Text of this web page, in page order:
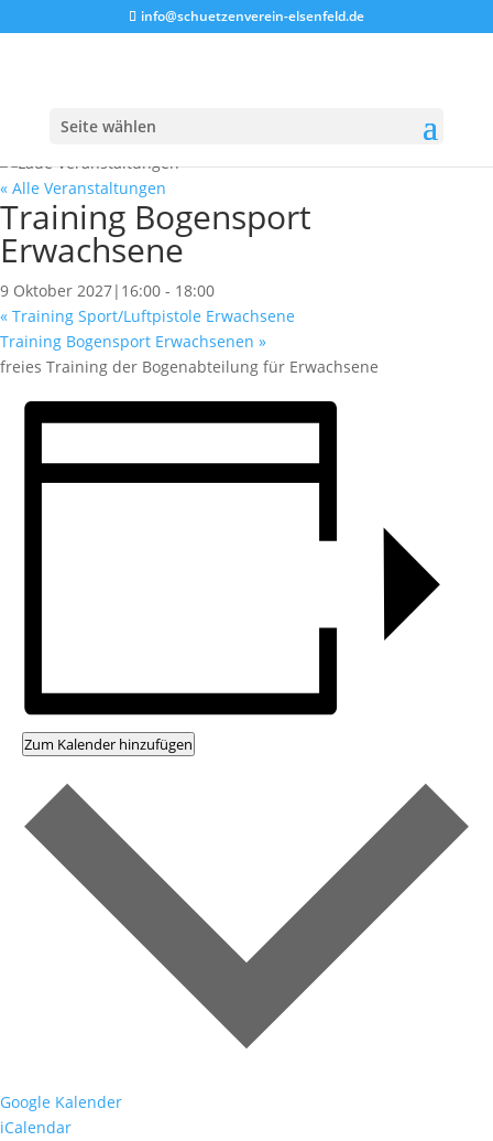
info@schuetzenverein-elsenfeld.de
Seite wählen
« Alle Veranstaltungen
Training Bogensport
Erwachsene
9 Oktober 2027|16:00 - 18:00
« Training Sport/Luftpistole Erwachsene
Training Bogensport Erwachsenen »
freies Training der Bogenabteilung für Erwachsene
Zum Kalender hinzufügen
Google Kalender
iCalendar